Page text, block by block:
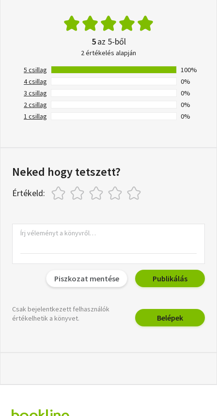
5az 5-ből
2 értékelés alapján
5 csillag
100%
4 csillag
0%
3 csillag
0%
2 csillag
0%
1 csillag
0%
Neked hogy tetszett?
Értékeld:
Piszkozat mentése Publikálás
Csak bejelentkezett felhasználók
értékelhetik a könyvet.
Belépek